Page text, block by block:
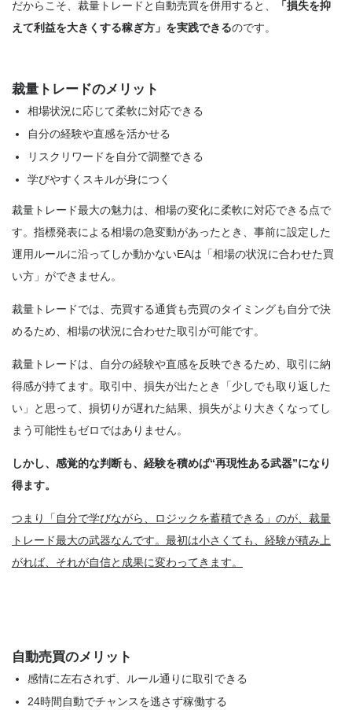
だからこそ、裁量トレードと自動売買を併用すると、
「損失を抑
えて利益を大きくする稼ぎ方」を実践できるのです。
裁量トレードのメリット
相場状況に応じて柔軟に対応できる
自分の経験や直感を活かせる
リスクリワードを自分で調整できる
学びやすくスキルが身につく
裁量トレード最大の魅力は、相場の変化に柔軟に対応できる点で
す。指標発表による相場の急変動があったとき、事前に設定した
運用ルールに沿ってしか動かないEAは「相場の状況に合わせた買
い方」ができません。
裁量トレードでは、売買する通貨も売買のタイミングも自分で決
めるため、相場の状況に合わせた取引が可能です。
裁量トレードは、自分の経験や直感を反映できるため、取引に納
得感が持てます。取引中、損失が出たとき「少しでも取り返した
い」と思って、損切りが遅れた結果、損失がより大きくなってし
まう可能性もゼロではありません。
しかし、感覚的な判断も、経験を積めば“再現性ある武器”になり
得ます。
つまり「自分で学びながら、ロジックを蓄積できる」のが、裁量
トレード最大の武器なんです。最初は小さくても、経験が積み上
がれば、それが自信と成果に変わってきます。
自動売買のメリット
感情に左右されず、ルール通りに取引できる
24時間自動でチャンスを逃さず稼働する